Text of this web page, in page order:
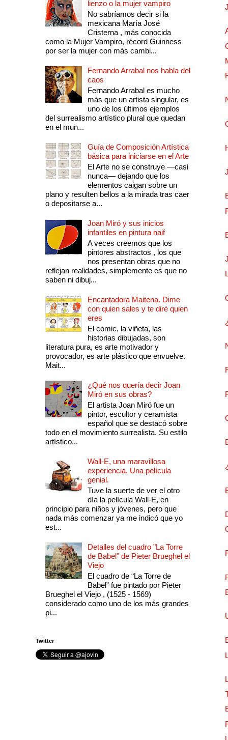
lienzo o la mujer vampiro
No sabríamos decir si la
mexicana María José
Cristerna , más conocida
como la Mujer Vampiro, récord Guinness
por ser la mujer con más cambi...
Fernando Arrabal nos habla del
caos
Fernando Arrabal es mucho
más que un artista singular, es
uno de los últimos ejemplos
del surrealismo artístico plural que quedan
en el mun...
Guía de Composición Artística
básica para iniciarse en el Arte
El Arte no se construye —casi
nunca— dejando que los
elementos caigan sobre un
plano y resulten bellos a la mirada tras caer
o depositarse a...
Joan Miró y sus inicios
infantiles en pintura naif
A veces creemos que los
pintores abstractos , los que
nos presentan obras que no
reflejan realidades, simplemente es que no
saben ni dibuj...
Encantadora Maitena. Dime
con quien sales y te diré quien
eres
El comic, la viñeta, las
historias dibujadas, son
literatura pura, es arte motivador y
provocador, es arte plástico que envuelve.
Mait...
¿Qué nos quería decir Joan
Miró en sus obras?
El artista Joan Miró fue un
pintor, escultor y ceramista
español que se destacó sobre
todo en el movimiento surrealista. Su estilo
artístico...
Wall-E, una maravillosa
experiencia. Una película
genial.
Tuve la suerte de ver el otro
día la película Wall-E, en
principio para niños y jóvenes, pero que
nada más comenzar ya me indicó que yo
est...
Detalles del cuadro "La Torre
de Babel" de Pieter Brueghel el
Viejo
El cuadro de “La Torre de
Babel” fue pintado por Pieter
Brueghel el Viejo , (1525 - 1569)
considerado como uno de los más grandes
pi...
Twitter